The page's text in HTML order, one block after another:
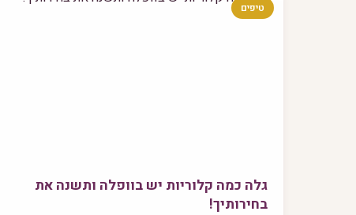
טיפים
גלה כמה קלוריות יש בוופלה ותשנה את
בחירותיך!